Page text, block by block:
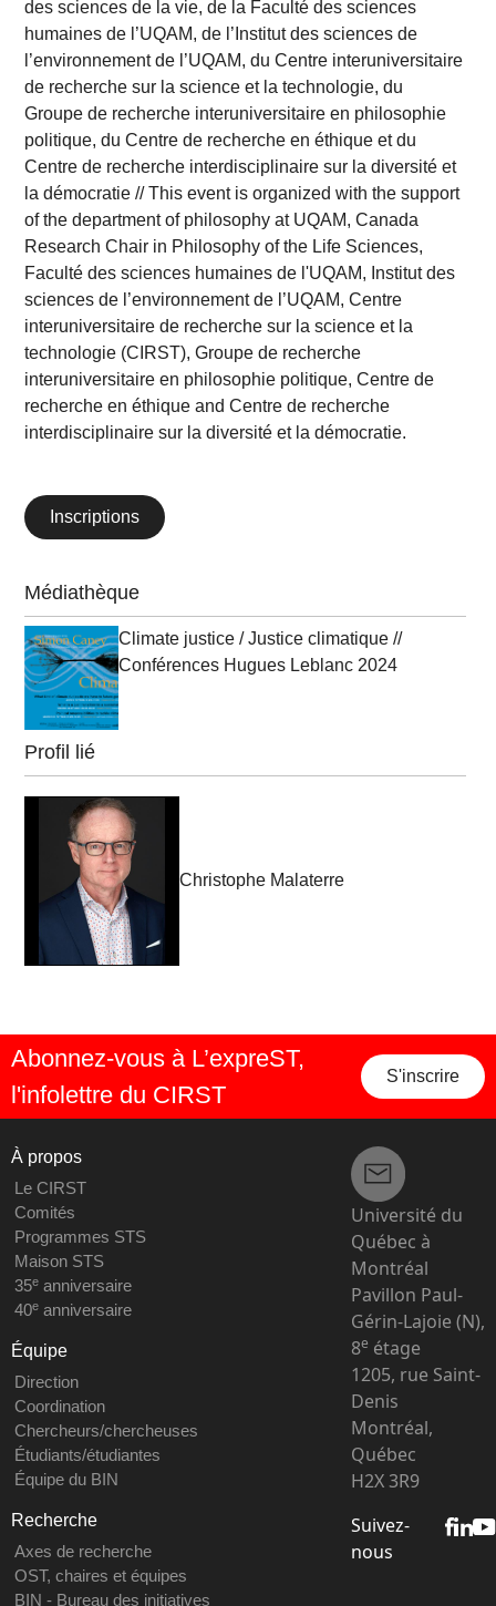
des sciences de la vie, de la Faculté des sciences
humaines de l’UQAM, de l’Institut des sciences de
l’environnement de l’UQAM, du Centre interuniversitaire
de recherche sur la science et la technologie, du
Groupe de recherche interuniversitaire en philosophie
politique, du Centre de recherche en éthique et du
Centre de recherche interdisciplinaire sur la diversité et
la démocratie // This event is organized with the support
of the department of philosophy at UQAM, Canada
Research Chair in Philosophy of the Life Sciences,
Faculté des sciences humaines de l'UQAM, Institut des
sciences de l’environnement de l’UQAM, Centre
interuniversitaire de recherche sur la science et la
technologie (CIRST), Groupe de recherche
interuniversitaire en philosophie politique, Centre de
recherche en éthique and Centre de recherche
interdisciplinaire sur la diversité et la démocratie.
Inscriptions
Médiathèque
Climate justice / Justice climatique //
Conférences Hugues Leblanc 2024
Profil lié
Christophe Malaterre
Abonnez-vous à L’expreST,
l'infolettre du CIRST
S'inscrire
À propos
Le CIRST
Comités
Programmes STS
Maison STS
35eanniversaire
40eanniversaire
Équipe
Direction
Coordination
Chercheurs/chercheuses
Étudiants/étudiantes
Équipe du BIN
Recherche
Axes de recherche
OST, chaires et équipes
BIN - Bureau des initiatives
Université du
Québec à
Montréal
Pavillon Paul-
Gérin-Lajoie (N),
8e étage
1205, rue Saint-
Denis
Montréal,
Québec
H2X 3R9
Suivez-
nous